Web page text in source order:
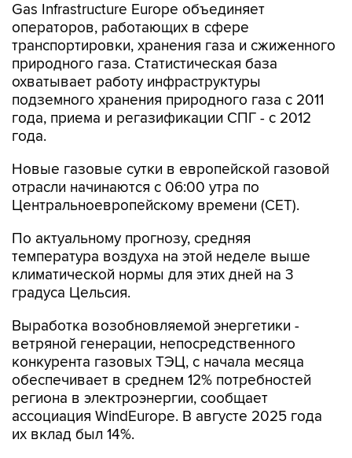
Gas Infrastructure Europe объединяет
операторов, работающих в сфере
транспортировки, хранения газа и сжиженного
природного газа. Статистическая база
охватывает работу инфраструктуры
подземного хранения природного газа с 2011
года, приема и регазификации СПГ - с 2012
года.
Новые газовые сутки в европейской газовой
отрасли начинаются c 06:00 утра по
Центральноевропейскому времени (CET).
По актуальному прогнозу, средняя
температура воздуха на этой неделе выше
климатической нормы для этих дней на 3
градуса Цельсия.
Выработка возобновляемой энергетики -
ветряной генерации, непосредственного
конкурента газовых ТЭЦ, с начала месяца
обеспечивает в среднем 12% потребностей
региона в электроэнергии, сообщает
ассоциация WindEurope. В августе 2025 года
их вклад был 14%.